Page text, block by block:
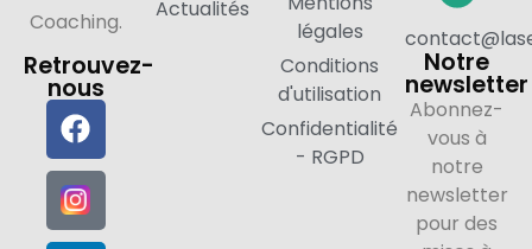
Coaching.
Retrouvez-
nous
Actualités
légales
Conditions
d'utilisation
Confidentialité
- RGPD
Notre
newsletter
Abonnez-
vous à
notre
newsletter
pour des